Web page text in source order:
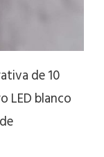
de 10
LED blanco